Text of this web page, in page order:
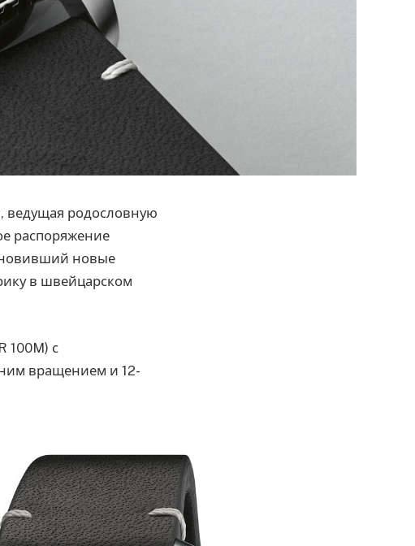
ведущая родословную
распоряжение
новые
в швейцарском
100M) с
вращением и 12-